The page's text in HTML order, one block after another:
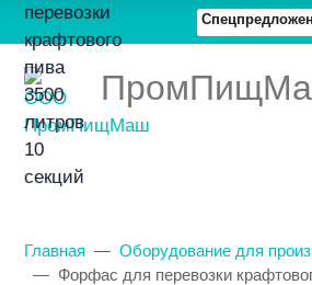
Главная Оборудование для
Форфас для перевозки